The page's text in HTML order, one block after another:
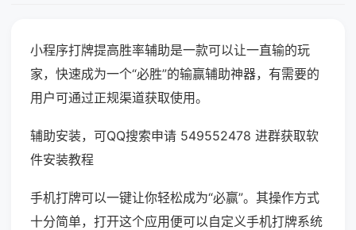
小程序打牌提高胜率辅助是一款可以让一直输的玩
家，快速成为一个“必胜”的输赢辅助神器，有需要的
用户可通过正规渠道获取使用。
辅助安装，可QQ搜索申请 549552478 进群获取软
件安装教程
手机打牌可以一键让你轻松成为“必赢”。其操作方式
十分简单，打开这个应用便可以自定义手机打牌系统